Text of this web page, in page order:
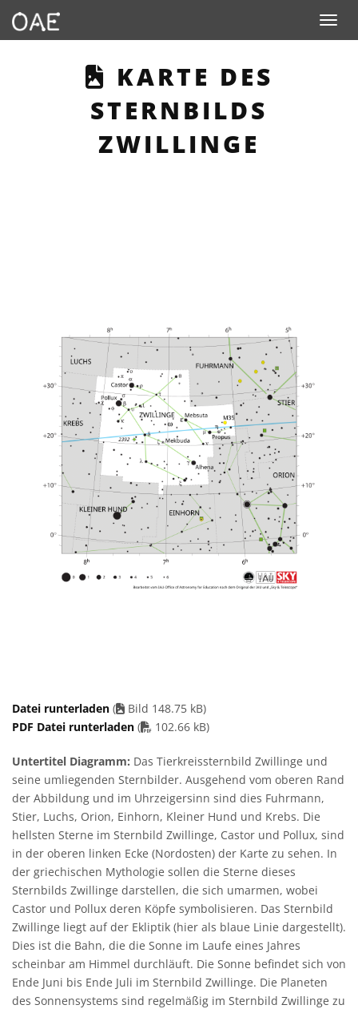
Toggle
THIS PAGE
KARTE DES
STERNBILDS
ZWILLINGE
Datei runterladen (
Bild 148.75 kB)
PDF Datei runterladen ( PDF file
102.66 kB)
Untertitel Diagramm: Das Tierkreissternbild Zwillinge und
seine umliegenden Sternbilder. Ausgehend vom oberen Rand
der Abbildung und im Uhrzeigersinn sind dies Fuhrmann,
Stier, Luchs, Orion, Einhorn, Kleiner Hund und Krebs. Die
hellsten Sterne im Sternbild Zwillinge, Castor und Pollux, sind
in der oberen linken Ecke (Nordosten) der Karte zu sehen. In
der griechischen Mythologie sollen die Sterne dieses
Sternbilds Zwillinge darstellen, die sich umarmen, wobei
Castor und Pollux deren Köpfe symbolisieren. Das Sternbild
Zwillinge liegt auf der Ekliptik (hier als blaue Linie dargestellt).
Dies ist die Bahn, die die Sonne im Laufe eines Jahres
scheinbar am Himmel durchläuft. Die Sonne befindet sich von
Ende Juni bis Ende Juli im Sternbild Zwillinge. Die Planeten
des Sonnensystems sind regelmäßig im Sternbild Zwillinge zu